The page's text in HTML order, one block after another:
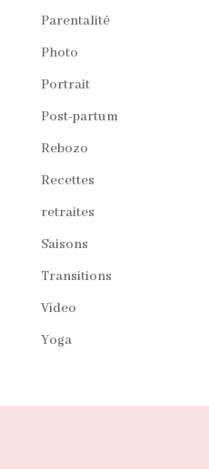
Parentalité
Photo
Portrait
Post-partum
Rebozo
Recettes
retraites
Saisons
Transitions
Video
Yoga